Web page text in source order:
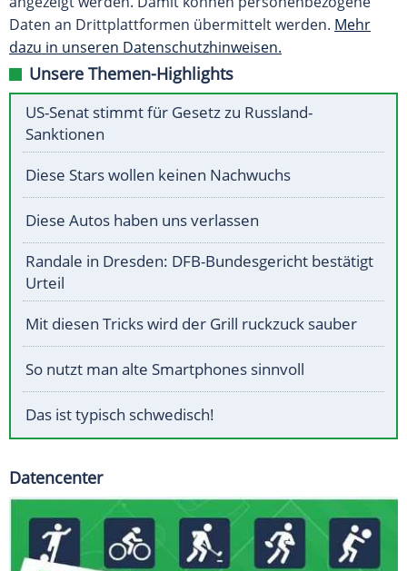
Daten an Drittplattformen übermittelt werden. Mehr
dazu in unseren Datenschutzhinweisen.
Unsere Themen-Highlights
US-Senat stimmt für Gesetz zu Russland-
Sanktionen
Diese Stars wollen keinen Nachwuchs
Diese Autos haben uns verlassen
Randale in Dresden: DFB-Bundesgericht bestätigt
Urteil
Mit diesen Tricks wird der Grill ruckzuck sauber
So nutzt man alte Smartphones sinnvoll
Das ist typisch schwedisch!
Datencenter